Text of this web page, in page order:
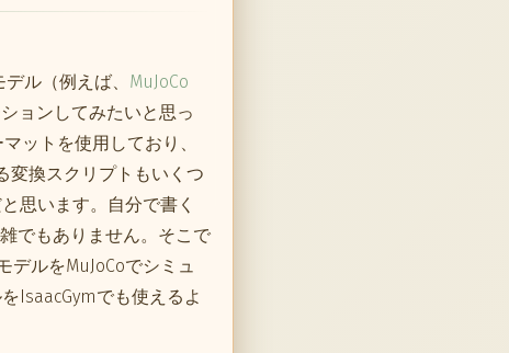
ル（例えば、 MuJoCo
ョンしてみたいと思っ
ットを使用しており、
変換スクリプトもいくつ
思います。自分で書く
でもありません。そこで
ルをMuJoCoでシミュ
IsaacGymでも使えるよ